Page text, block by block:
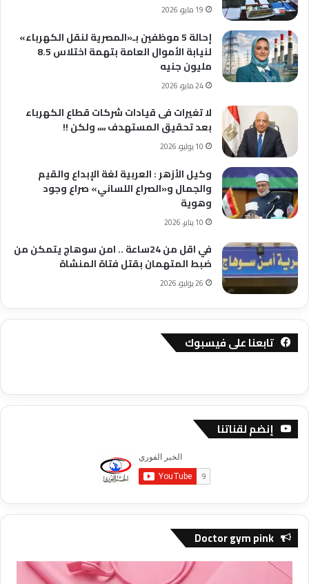
19 مايو، 2026
إحالة 5 موظفين بـ«المصرية لنقل الكهرباء»
لنيابة الأموال العامة بتهمة اختلاس 8.5
مليون جنيه
24 مايو، 2026
لا تغيرات فى قيادات شركات قطاع الكهرباء
بعد تحقيق المستهدف ،،،، ولكن !!
10 يوليو، 2026
وكيل الأزهر : العربية لغة الإبداع والقيم
والجمال و«الصراع اللساني» صراع وجود
وهوية
10 يناير، 2026
في اقل من 24ساعة .. امن سوهاج يتمكن من
ضبط المتهمان بقتل فتاة المنشاة
26 يوليو، 2026
تابعنا على فيسبوك
إنضم لقناتنا
Doctor gym pink